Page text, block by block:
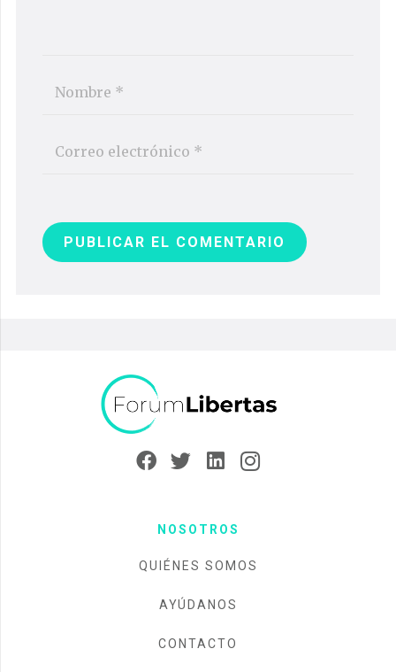
PUBLICAR EL COMENTARIO
NOSOTROS
QUIÉNES SOMOS
AYÚDANOS
CONTACTO